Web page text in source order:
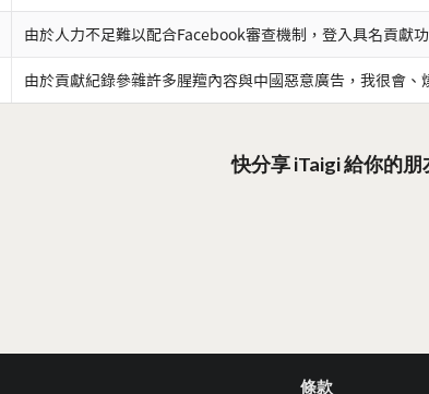
由於人力不足難以配合Facebook審查機制，登入具名貢獻
由於貢獻紀錄參雜許多腥羶內容與中國惡意廣告，我很會、
快分享 iTaigi 給你的朋
條款